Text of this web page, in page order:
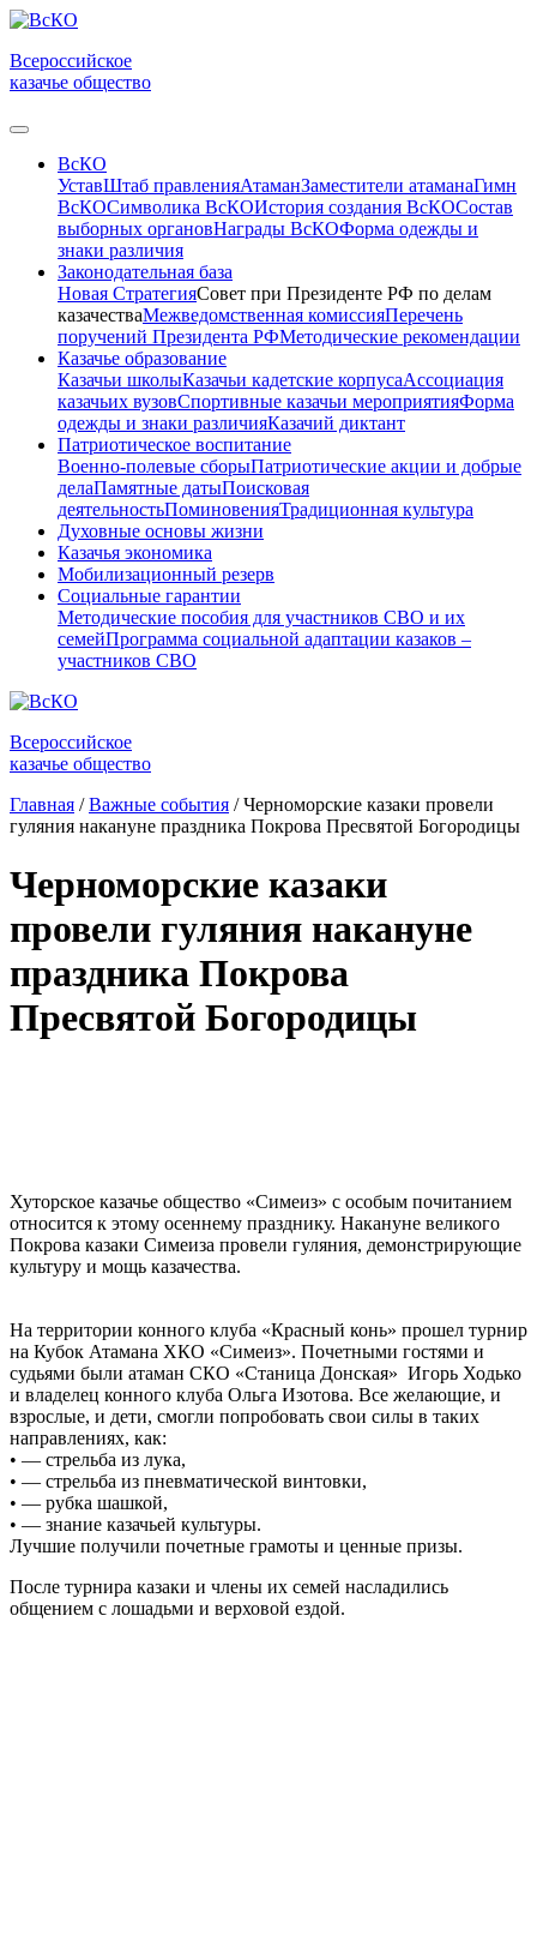
Всероссийское
казачье общество
ВсКО
УставШтаб правленияАтаманЗаместители атаманаГимн
ВсКОСимволика ВсКОИстория создания ВсКОСостав
выборных органовНаграды ВсКОФорма одежды и
знаки различия
Законодательная база
Новая СтратегияСовет при Президенте РФ по делам
казачестваМежведомственная комиссияПеречень
поручений Президента РФМетодические рекомендации
Казачье образование
Казачьи школыКазачьи кадетские корпусаАссоциация
казачьих вузовСпортивные казачьи мероприятияФорма
одежды и знаки различияКазачий диктант
Патриотическое воспитание
Военно-полевые сборыПатриотические акции и добрые
делаПамятные датыПоисковая
деятельностьПоминовенияТрадиционная культура
Духовные основы жизни
Казачья экономика
Мобилизационный резерв
Социальные гарантии
Методические пособия для участников СВО и их
семейПрограмма социальной адаптации казаков –
участников СВО
Всероссийское
казачье общество
Главная / Важные события / Черноморские казаки провели
гуляния накануне праздника Покрова Пресвятой Богородицы
Черноморские казаки
провели гуляния накануне
праздника Покрова
Пресвятой Богородицы
Хуторское казачье общество «Симеиз» с особым почитанием
относится к этому осеннему празднику. Накануне великого
Покрова казаки Симеиза провели гуляния, демонстрирующие
культуру и мощь казачества.
На территории конного клуба «Красный конь» прошел турнир
на Кубок Атамана ХКО «Симеиз». Почетными гостями и
судьями были атаман СКО «Станица Донская» Игорь Ходько
и владелец конного клуба Ольга Изотова. Все желающие, и
взрослые, и дети, смогли попробовать свои силы в таких
направлениях, как:
• — стрельба из лука,
• — стрельба из пневматической винтовки,
• — рубка шашкой,
• — знание казачьей культуры.
Лучшие получили почетные грамоты и ценные призы.
После турнира казаки и члены их семей насладились
общением с лошадьми и верховой ездой.